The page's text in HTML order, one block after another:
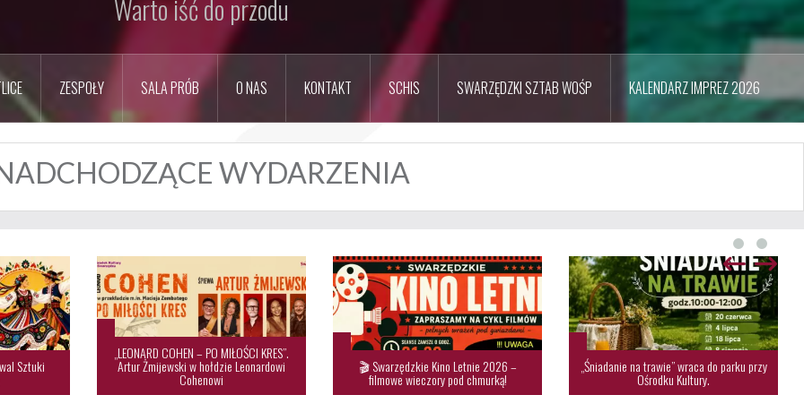
Warto iść do przodu
ZESPOŁY SALA PRÓB O NAS KONTAKT SCHIS SWARZĘDZKI SZTAB WOŚP KALENDARZ IMPREZ 2026
WYDARZENIA
Sztuki
„LEONARD COHEN – PO MIŁOŚCI KRES”.
Artur Żmijewski w hołdzie Leonardowi
Cohenowi
🎬 Swarzędzkie Kino Letnie 2026 –
filmowe wieczory pod chmurką!
„Śniadanie na trawie” wraca do parku przy
Ośrodku Kultury.